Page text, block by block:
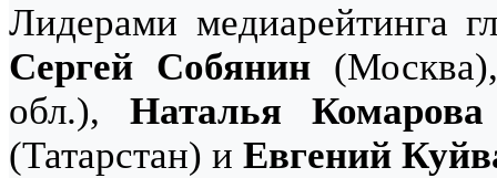
Лидерами медиарейтинга
Сергей Собянин
обл.), Наталья Комарова
(Татарстан) и Евгений